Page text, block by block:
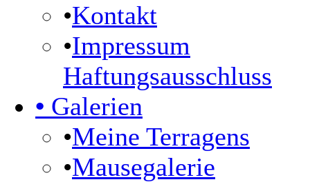
•Kontakt
•Impressum
Haftungsausschluss
• Galerien
•Meine Terragens
•Mausegalerie